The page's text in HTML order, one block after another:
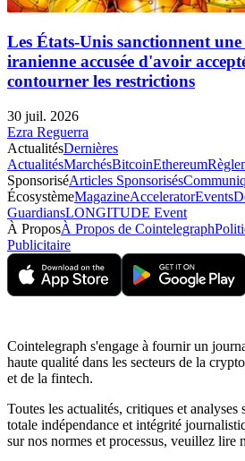
Les États-Unis sanctionnent
iranienne accusée d'avoir
contourner les restrictions
30 juil. 2026
Ezra Reguerra
ActualitésDernières
ActualitésMarchésBitcoinEthereum
SponsoriséArticles Sponsorisés
ÉcosystèmeMagazineAcceleratorEvents
GuardiansLONGITUDE Event
À ProposÀ Propos de Cointelegraph
Publicitaire
Cointelegraph s'engage à fournir un
haute qualité dans les secteurs de la
et de la fintech.
Toutes les actualités, critiques et analyses
totale indépendance et intégrité
sur nos normes et processus, veuillez lire